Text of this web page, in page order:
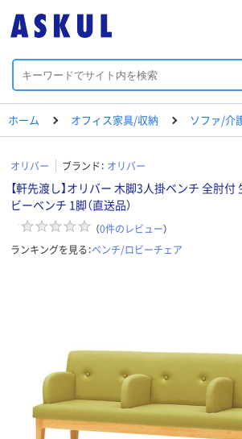
ホーム オフィス家具/収納 ソファ/介
オリバー ブランド： オリバー
【軒先渡し】オリバー 木脚3人掛ベンチ 全肘
ビーベンチ 1脚（直送品）
（0件のレビュー）
ランキングを見る：ベンチ/ロビーチェア